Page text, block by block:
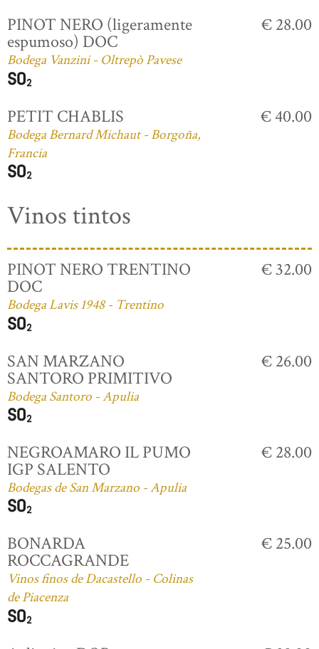
PINOT NERO (ligeramente
espumoso) DOC
Bodega Vanzini - Oltrepò Pavese
€ 28.00
PETIT CHABLIS
Bodega Bernard Michaut - Borgoña,
Francia
€ 40.00
Vinos tintos
PINOT NERO TRENTINO
DOC
Bodega Lavis 1948 - Trentino
€ 32.00
SAN MARZANO
SANTORO PRIMITIVO
Bodega Santoro - Apulia
€ 26.00
NEGROAMARO IL PUMO
IGP SALENTO
Bodegas de San Marzano - Apulia
€ 28.00
BONARDA
ROCCAGRANDE
Vinos finos de Dacastello - Colinas
de Piacenza
€ 25.00